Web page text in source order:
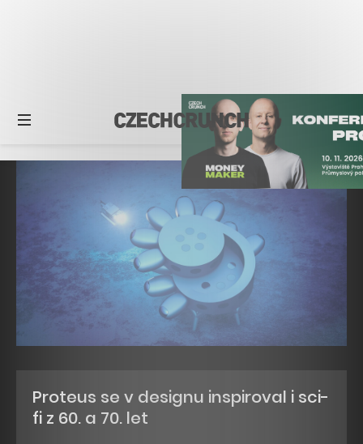
Proteus se v designu inspiroval i sci-
fi z 60. a 70. let